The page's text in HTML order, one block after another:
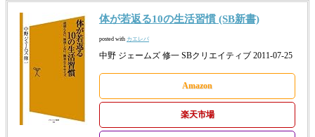
体が若返る10の生活習慣 (SB新書)
posted with カエレバ
中野 ジェームズ 修一 SBクリエイティブ 2011-07-25
Amazon
楽天市場